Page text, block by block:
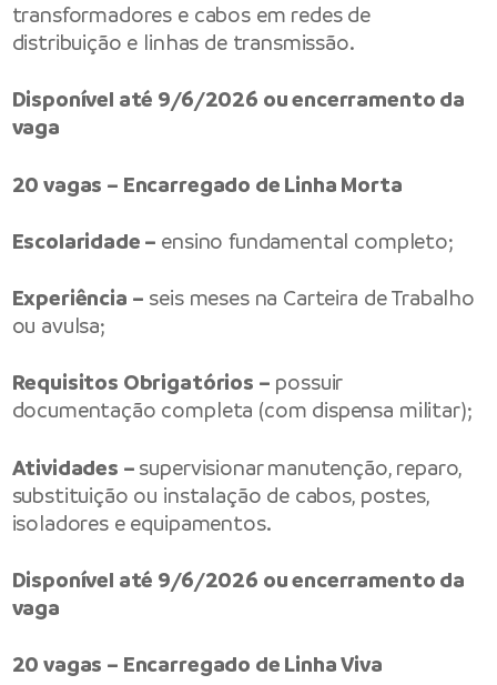
transformadores e cabos em redes de
distribuição e linhas de transmissão.
Disponível até 9/6/2026 ou encerramento da
vaga
20 vagas – Encarregado de Linha Morta
Escolaridade – ensino fundamental completo;
Experiência – seis meses na Carteira de Trabalho
ou avulsa;
Requisitos Obrigatórios – possuir
documentação completa (com dispensa militar);
Atividades – supervisionar manutenção, reparo,
substituição ou instalação de cabos, postes,
isoladores e equipamentos.
Disponível até 9/6/2026 ou encerramento da
vaga
20 vagas – Encarregado de Linha Viva